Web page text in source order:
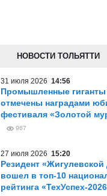
НОВОСТИ ТОЛЬЯТТИ
31 июля 2026 14:56
Промышленные гиганты
отмечены наградами
фестиваля «Золотой
967
27 июля 2026 15:20
Резидент
вошел в топ-10
рейтинга «ТехУспех-